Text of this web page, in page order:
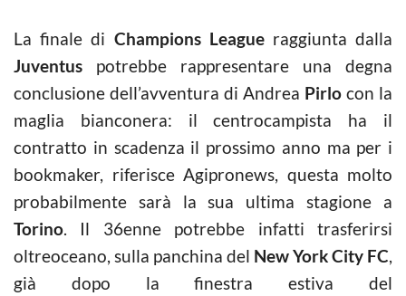
La finale di Champions Leagueraggiunta dalla
Juventus potrebbe rappresentare una degna
conclusione dell’avventura di Andrea Pirlo con la
maglia bianconera: il centrocampista ha il
contratto in scadenza il prossimo anno ma per i
bookmaker, riferisce Agipronews, questa molto
probabilmente sarà la sua ultima stagione a
Torino. Il 36enne potrebbe infatti trasferirsi
oltreoceano, sulla panchina del New York City FC,
già dopo la finestra estiva del